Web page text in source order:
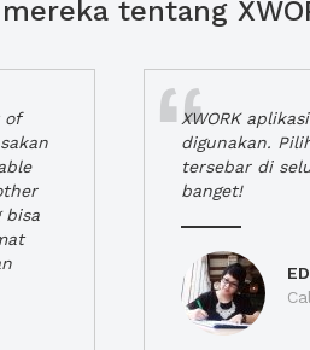
tentang
of
bisa
XWORK
digunakan.
tersebar di
banget!